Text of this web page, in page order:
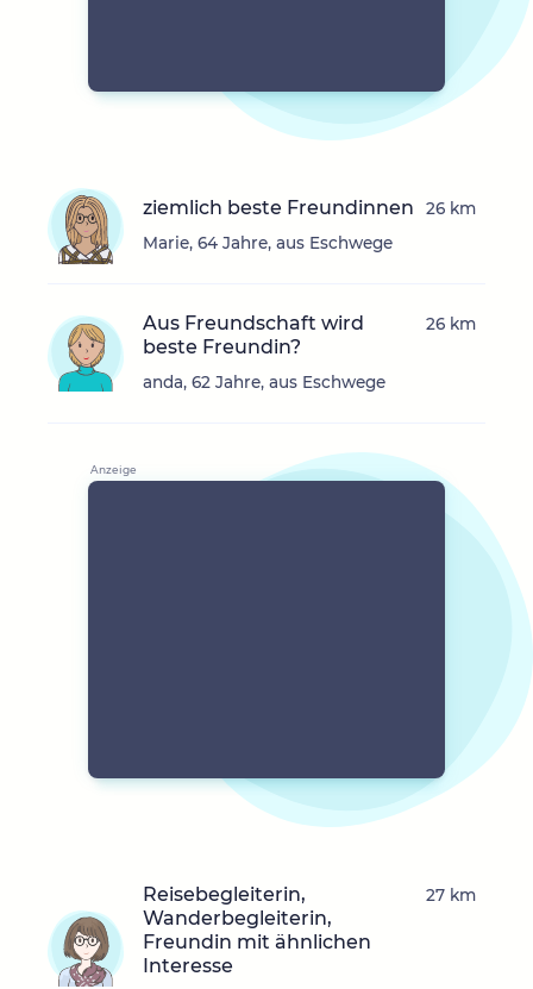
ziemlich beste Freundinnen
Marie, 64 Jahre, aus Eschwege
26 km
Aus Freundschaft wird
beste Freundin?
anda, 62 Jahre, aus Eschwege
26 km
Reisebegleiterin,
Wanderbegleiterin,
Freundin mit ähnlichen
Interesse
27 km